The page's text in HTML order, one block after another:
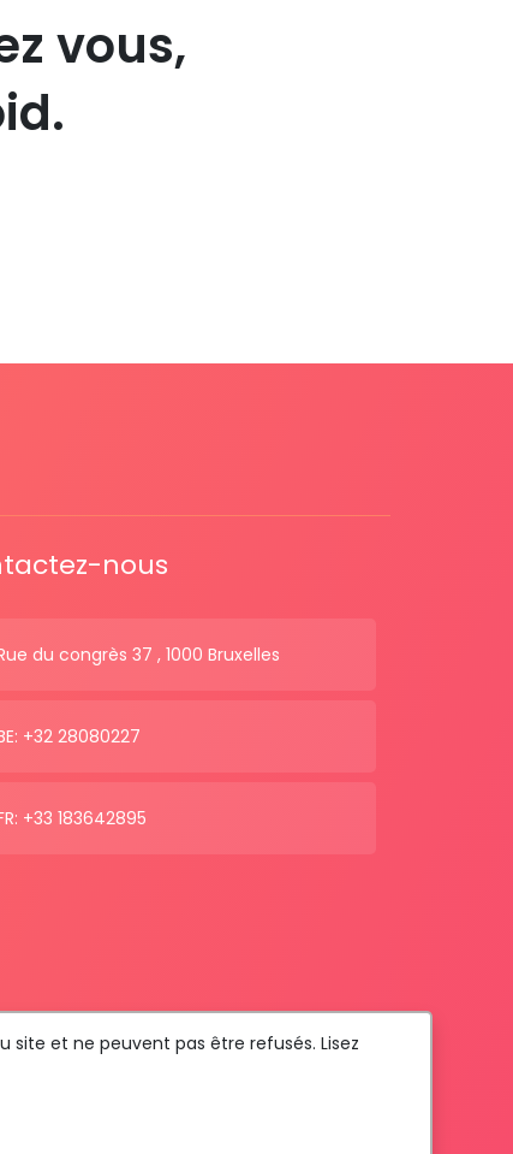
vous,
nous
du congrès 37 , 1000 Bruxelles
+32 28080227
+33 183642895
et ne peuvent pas être refusés. Lisez